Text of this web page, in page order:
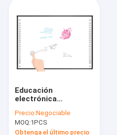
(4)
Educación
electrónica
interactivo infrarrojo
de 84 pulgadas para
la sala de clase
Precio:Negociable
MOQ:1PCS
Obtenga el último precio